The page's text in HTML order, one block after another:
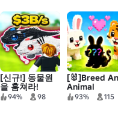
[신규!] 동물원
을 훔쳐라!
94% 98
[🐰]Breed An
Animal
93% 115